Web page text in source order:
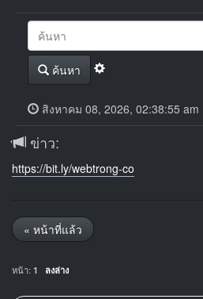
ค้นหา
สิงหาคม 08, 2026, 02:38:55 am
ข่าว:
https://bit.ly/webtrong-co
« หน้าที่แล้ว
หน้า: 1 ลงล่าง